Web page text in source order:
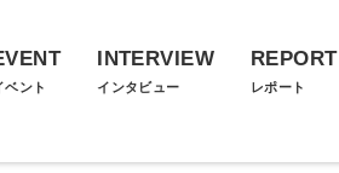
ベント
INTERVIEW
インタビュー
REPORT
レポート